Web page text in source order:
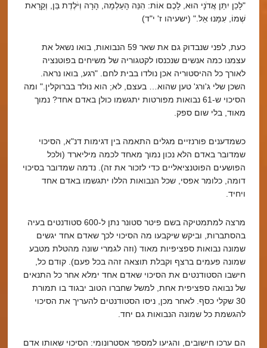
"לָכֵן יִתֵּן אֲדֹנָי הוּא, לָכֶם אוֹת: הִנֵּה הָעַלְמָה, הָרָה וְיֹלֶדֶת בֵּן, וְקָרָאת
שְׁמוֹ, עִמָּנוּ אֵל." (ישעיהו ז' י"ד)
כעת, לפני שנבדוק גם את שאר 59 הנבואות, בואו נשאל את
עצמנו כמה אנשים שנכנסו לקטגוריה של משיחים בפוטנציה
לאורך כל ההיסטוריה אכן נולדו בבית לחם. "רגע, בואו נראה.
השכן שלי ג'ורג' טען שהוא… בעצם, לא; הוא נולד בברוקלין." ומה
הסיכוי ש-61 נבואות מפורטות יתגשמו כולן באדם אחד? נמוך
מאוד, בלי שום ספק.
כשמדענים פורנזיים מגלים התאמה בין דגימות דנ"א, הסיכוי
שמדובר באדם הלא נכון נמוך מאחד לכמה מיליארד (ולכל
הפושעים הפוטנציאליים כדי לזכור את זה). נדמה שמדובר בסיכוי
דומה, כלומר אפסי, שכל הנבואות הללו יתגשמו באדם אחד
ויחיד.
מרצה למתמטיקה בשם פיטר סטונר נתן ל-600 סטודנטים בעיה
בהסתברות, וביקש שיקבעו מה הסיכוי לכך שאדם אחד יגשים
שמונה נבואות ספציפיות מאוד (וזה לגמרי שונה מהטלת מטבע
שמונה פעמים ברצף וקבלת תוצאה זהה בכל פעם). קודם כל,
חישבו הסטודנטים את הסיכוי שאדם אחד ימלא אחר כל התנאים
של נבואה ספציפית אחת, למשל שחברו הטוב יבגוד בו תמורת
30 שקלי כסף. לאחר מכן, ניסו הסטודנטים להעריך את הסיכוי
להגשמת כל שמונה הנבואות גם יחד.
הם ערכו חישובים, והגיעו למספר אסטרונומי: הסיכוי שאותו אדם